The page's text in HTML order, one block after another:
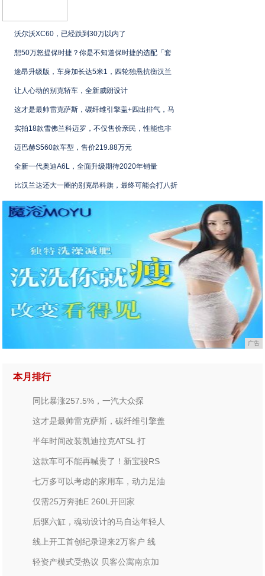
沃尔沃XC60，已经跌到30万以内了
想50万怒提保时捷？你是不知道保时捷的选配「套
途昂升级版，车身加长达5米1，四轮独悬抗衡汉兰
让人心动的别克轿车，全新威朗设计
这才是最帅雷克萨斯，碳纤维引擎盖+四出排气，马
实拍18款雪佛兰科迈罗，不仅售价亲民，性能也非
迈巴赫S560款车型，售价219.88万元
全新一代奥迪A6L，全面升级期待2020年销量
比汉兰达还大一圈的别克昂科旗，最终可能会打八折
广告
本月排行
同比暴涨257.5%，一汽大众探
这才是最帅雷克萨斯，碳纤维引擎盖
半年时间改装凯迪拉克ATSL 打
这款车可不能再喊贵了！新宝骏RS
七万多可以考虑的家用车，动力足油
仅需25万奔驰E 260L开回家
后驱六缸，魂动设计的马自达年轻人
线上开工首创纪录迎来2万客户 线
轻资产模式受热议 贝客公寓南京加